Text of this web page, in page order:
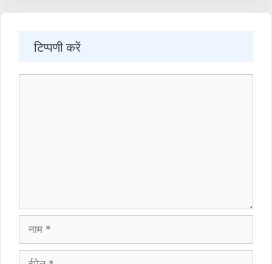
टिप्पणी करें
ईमेल